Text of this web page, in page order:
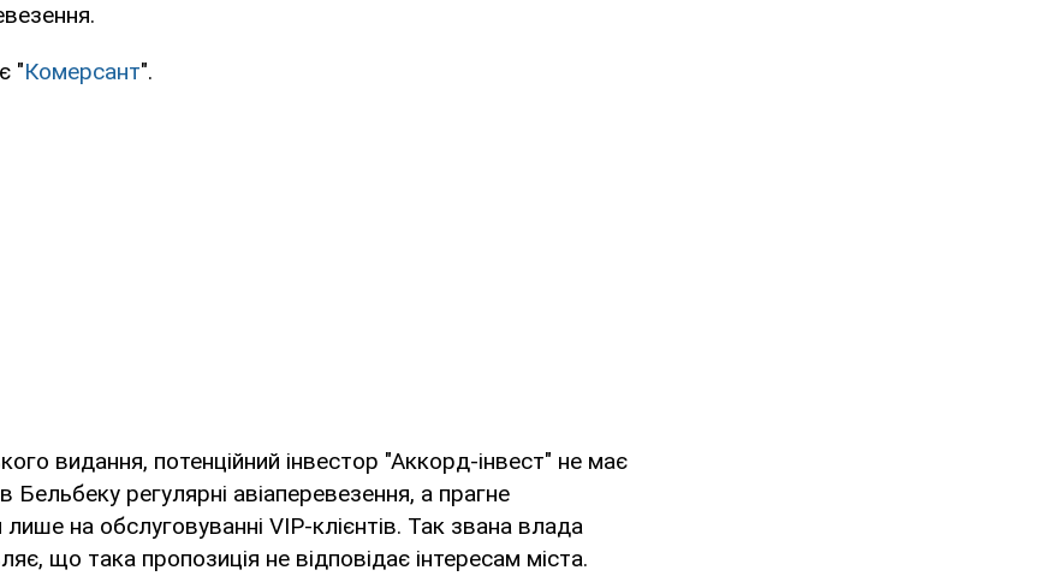
"Комерсант".
видання, потенційний інвестор "Аккорд-інвест" не має
Бельбеку регулярні авіаперевезення, а прагне
на обслуговуванні VIP-клієнтів. Так звана влада
що така пропозиція не відповідає інтересам міста.